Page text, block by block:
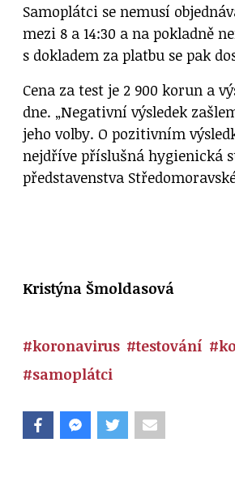
Samoplátci se nemusí
mezi 8 a 14:30 a na pokladně
s dokladem za platbu se pak
Cena za test je 2 900 korun a
dne. „Negativní výsledek
jeho volby. O pozitivním
nejdříve příslušná hygienická
představenstva
Kristýna Šmoldasová
#koronavirus #testování
#samoplátci